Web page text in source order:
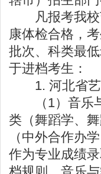
凡报考我校
康体检合格，
批次、科类最
于进档考生：
1. 河北省艺
（1）音乐与
类（舞蹈学、
（中外合作办
作为专业成绩